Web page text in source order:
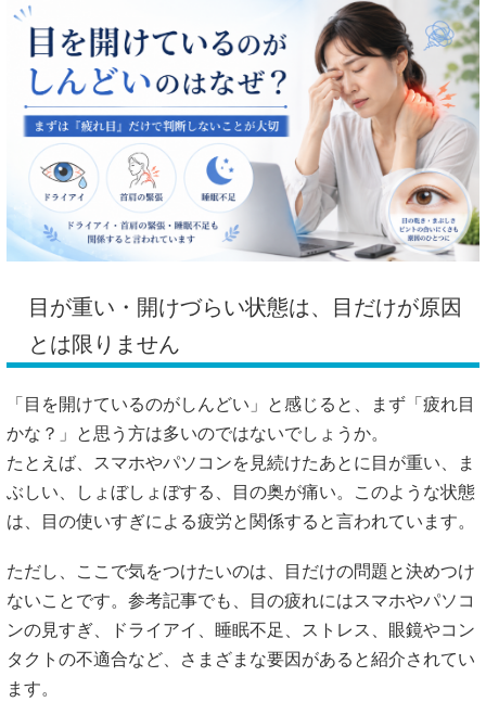
目が重い・開けづらい状態は、目だけが原因
とは限りません
「目を開けているのがしんどい」と感じると、まず「疲れ目
かな？」と思う方は多いのではないでしょうか。
たとえば、スマホやパソコンを見続けたあとに目が重い、ま
ぶしい、しょぼしょぼする、目の奥が痛い。このような状態
は、目の使いすぎによる疲労と関係すると言われています。
ただし、ここで気をつけたいのは、目だけの問題と決めつけ
ないことです。参考記事でも、目の疲れにはスマホやパソコ
ンの見すぎ、ドライアイ、睡眠不足、ストレス、眼鏡やコン
タクトの不適合など、さまざまな要因があると紹介されてい
ます。